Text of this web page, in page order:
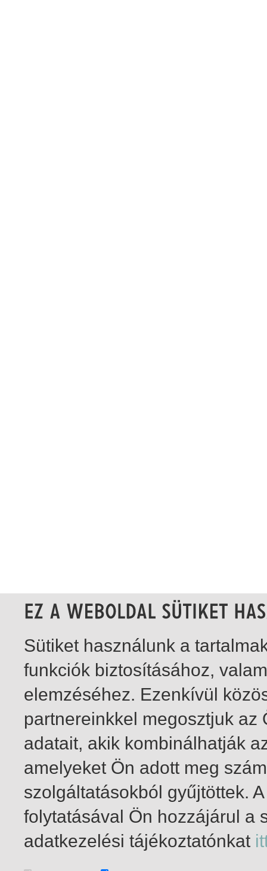
1-7 / total 7 hit
Sütiket használunk a
funkciók biztosításához,
elemzéséhez. Ezenkívül
partnereinkkel megosztjuk
adatait, akik kombinálhatják
amelyeket Ön adott meg
szolgáltatásokból gyűjtöttek.
folytatásával Ön hozzájárul a
adatkezelési tájékoztatónkat